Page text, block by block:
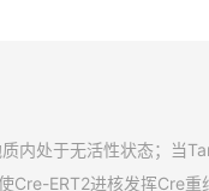
内处于无活性状态；当
ERT2进核发挥Cre重